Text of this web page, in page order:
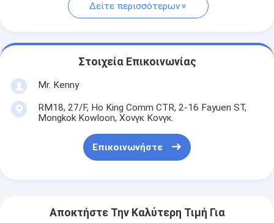
Δείτε περισσότερων
Στοιχεία Επικοινωνίας
Mr. Kenny
RM18, 27/F, Ho King Comm CTR, 2-16 Fayuen ST,
Mongkok Kowloon, Χονγκ Κονγκ.
Επικοινωνήστε
Αποκτήστε Την Καλύτερη Τιμή Για